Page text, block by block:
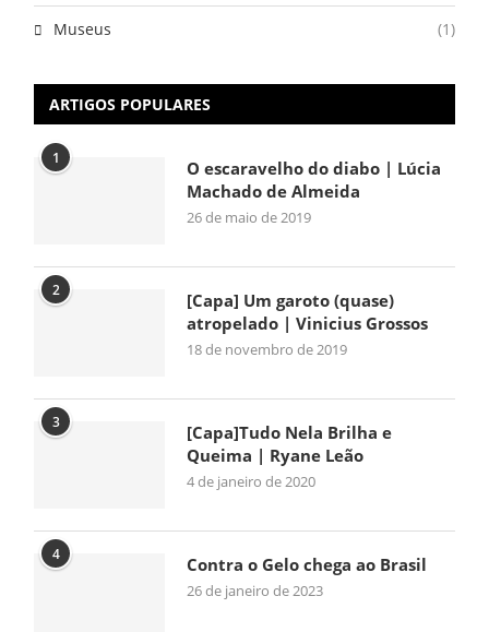
Museus (1)
ARTIGOS POPULARES
1
O escaravelho do diabo | Lúcia
Machado de Almeida
26 de maio de 2019
2
[Capa] Um garoto (quase)
atropelado | Vinicius Grossos
18 de novembro de 2019
3
[Capa]Tudo Nela Brilha e
Queima | Ryane Leão
4 de janeiro de 2020
4 Contra o Gelo chega ao Brasil
26 de janeiro de 2023